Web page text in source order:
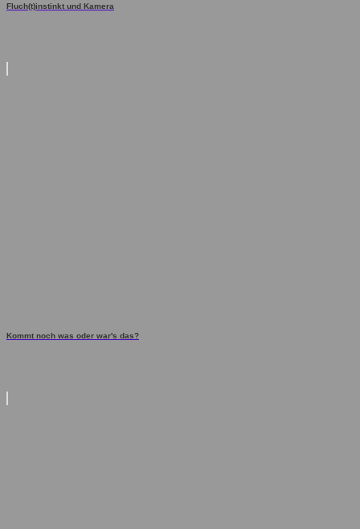
Fluch(t)instinkt und Kamera
Kommt noch was oder war's das?